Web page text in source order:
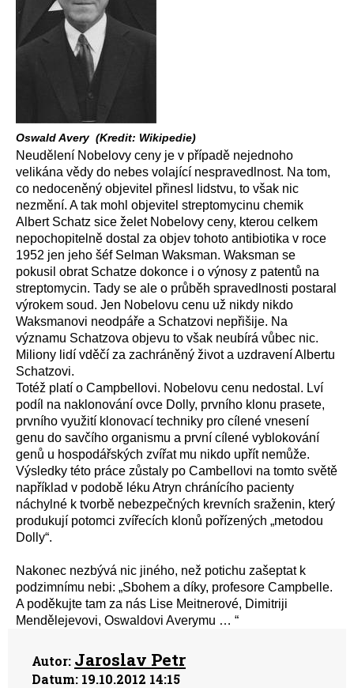
Oswald Avery (Kredit: Wikipedie)
Neudělení Nobelovy ceny je v případě nejednoho
velikána vědy do nebes volající nespravedlnost. Na tom,
co nedoceněný objevitel přinesl lidstvu, to však nic
nezmění. A tak mohl objevitel streptomycinu chemik
Albert Schatz sice želet Nobelovy ceny, kterou celkem
nepochopitelně dostal za objev tohoto antibiotika v roce
1952 jen jeho šéf Selman Waksman. Waksman se
pokusil obrat Schatze dokonce i o výnosy z patentů na
streptomycin. Tady se ale o průběh spravedlnosti postaral
výrokem soud. Jen Nobelovu cenu už nikdy nikdo
Waksmanovi neodpáře a Schatzovi nepřišije. Na
významu Schatzova objevu to však neubírá vůbec nic.
Miliony lidí vděčí za zachráněný život a uzdravení Albertu
Schatzovi.
Totéž platí o Campbellovi. Nobelovu cenu nedostal. Lví
podíl na naklonování ovce Dolly, prvního klonu prasete,
prvního využití klonovací techniky pro cílené vnesení
genu do savčího organismu a první cílené vyblokování
genů u hospodářských zvířat mu nikdo upřít nemůže.
Výsledky této práce zůstaly po Cambellovi na tomto světě
například v podobě léku Atryn chránícího pacienty
náchylné k tvorbě nebezpečných krevních sraženin, který
produkují potomci zvířecích klonů pořízených „metodou
Dolly“.
Nakonec nezbývá nic jiného, než potichu zašeptat k
podzimnímu nebi: „Sbohem a díky, profesore Campbelle.
A poděkujte tam za nás Lise Meitnerové, Dimitriji
Mendělejevovi, Oswaldovi Averymu … “
Autor: Jaroslav Petr
Datum: 19.10.2012 14:15